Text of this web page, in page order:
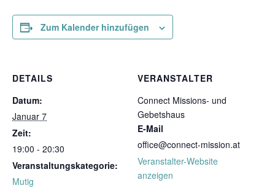
Zum Kalender hinzufügen
DETAILS
Datum:
Januar 7
Zeit:
19:00 - 20:30
Veranstaltungskategorie:
Mutig
VERANSTALTER
Connect Missions- und
Gebetshaus
E-Mail
office@connect-mission.at
Veranstalter-Website
anzeigen